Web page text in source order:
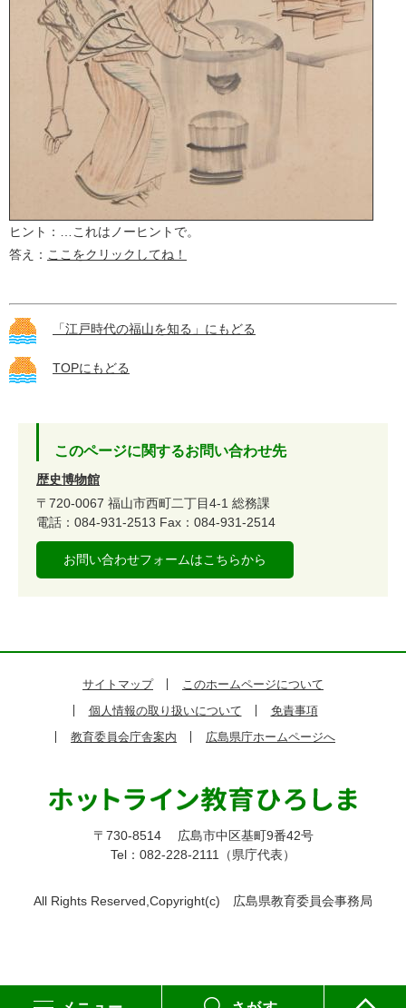
ヒント：…これはノーヒントで。
答え： ここをクリックしてね！
「江戸時代の福山を知る」にもどる
TOPにもどる
このページに関するお問い合わせ先
歴史博物館
〒720-0067 福山市西町二丁目4-1 総務課
電話：084-931-2513 Fax：084-931-2514
お問い合わせフォームはこちらから
サイトマップ
このホームページについて
個人情報の取り扱いについて
免責事項
教育委員会庁舎案内
広島県庁ホームページへ
〒730-8514
広島市中区基町9番42号
Tel：082-228-2111（県庁代表）
All Rights Reserved,Copyright(c) 広島県教育委員会事務局